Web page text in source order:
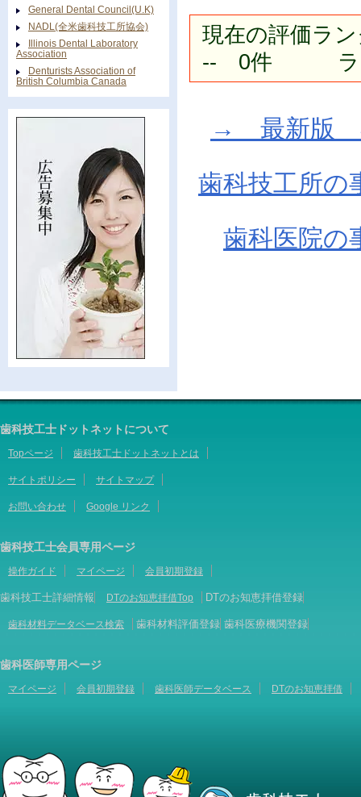
現在の評価
-- 0件 ラ
→ 最新版
歯科技工所の
歯科医院の
General Dental Council(U.K)
NADL(全米歯科技工所協会)
Illinois Dental Laboratory
Association
Denturists Association of
British Columbia Canada
歯科技工士ドットネットについて
Topページ 歯科技工士ドットネットとは
サイトポリシー サイトマップ
お問い合わせ Google リンク
歯科技工士会員専用ページ
操作ガイド マイページ 会員初期登録
歯科技工士詳細情報 DTのお知恵拝借Top DTのお知恵拝借登録
歯科材料データベース検索 歯科材料評価登録 歯科医療機関登録
歯科医師専用ページ
マイページ 会員初期登録 歯科医師データベース DTのお知恵拝借